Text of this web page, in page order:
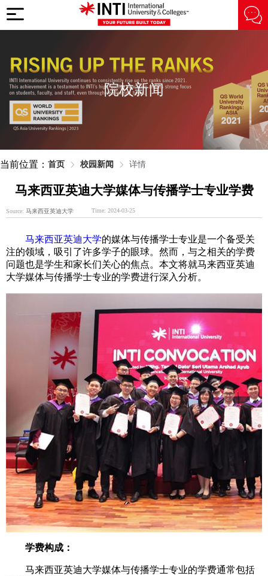
院校新闻
当前位置： 首页 校园新闻 详情
马来西亚英迪大学媒体与传播学士专业学费
Source: 马来西亚英迪大学 Time: 2024-03-25
马来西亚英迪大学的媒体与传播学士专业是一个备受关
注的领域，吸引了许多学子的眼球。然而，与之相关的学费
问题也是学生和家长们关心的焦点。本文将就马来西亚英迪
大学媒体与传播学士专业的学费进行深入分析。
学费构成：
马来西亚英迪大学媒体与传播学士专业的学费通常包括